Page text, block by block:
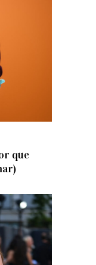
que